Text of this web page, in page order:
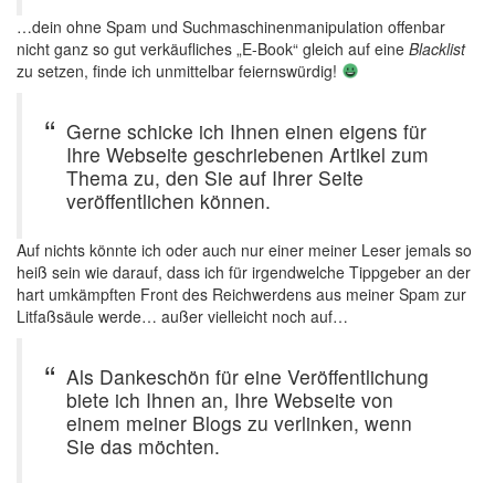
…dein ohne Spam und Suchmaschinenmanipulation offenbar
nicht ganz so gut verkäufliches „E-Book“ gleich auf eine Blacklist
zu setzen, finde ich unmittelbar feiernswürdig!
Gerne schicke ich Ihnen einen eigens für
Ihre Webseite geschriebenen Artikel zum
Thema zu, den Sie auf Ihrer Seite
veröffentlichen können.
Auf nichts könnte ich oder auch nur einer meiner Leser jemals so
heiß sein wie darauf, dass ich für irgendwelche Tippgeber an der
hart umkämpften Front des Reichwerdens aus meiner Spam zur
Litfaßsäule werde… außer vielleicht noch auf…
Als Dankeschön für eine Veröffentlichung
biete ich Ihnen an, Ihre Webseite von
einem meiner Blogs zu verlinken, wenn
Sie das möchten.